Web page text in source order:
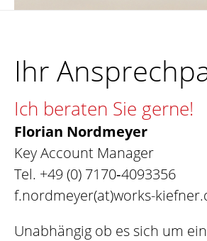
Ihr
Ich beraten Sie gerne!
Florian Nordmeyer
Key Account Manager
Tel. +49 (0) 7170‐4093356
f.nordmeyer(at)works-
Unabhängig ob es sich um